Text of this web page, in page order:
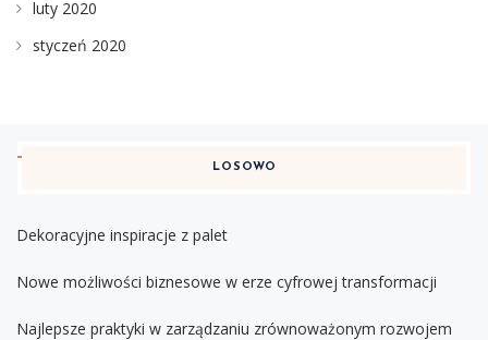
luty 2020
styczeń 2020
LOSOWO
Dekoracyjne inspiracje z palet
Nowe możliwości biznesowe w erze cyfrowej transformacji
Najlepsze praktyki w zarządzaniu zrównoważonym rozwojem